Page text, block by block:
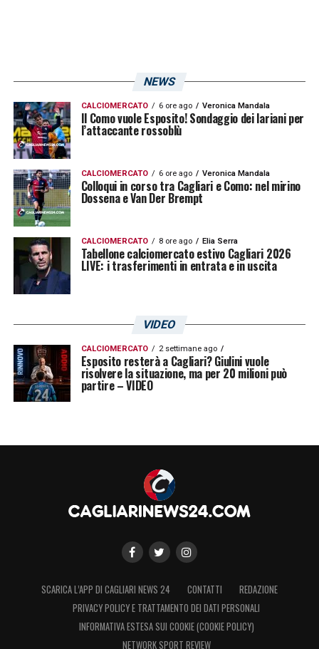
NEWS
CALCIOMERCATO 6 ore ago Veronica Mandala
Il Como vuole Esposito! Sondaggio dei lariani per
l’attaccante rossoblù
CALCIOMERCATO 6 ore ago Veronica Mandala
Colloqui in corso tra Cagliari e Como: nel mirino
Dossena e Van Der Brempt
CALCIOMERCATO 8 ore ago Elia Serra
Tabellone calciomercato estivo Cagliari 2026
LIVE: i trasferimenti in entrata e in uscita
VIDEO
CALCIOMERCATO 2 settimane ago
Esposito resterà a Cagliari? Giulini vuole
risolvere la situazione, ma per 20 milioni può
partire – VIDEO
SCARICA L’APP DI CAGLIARI NEWS 24 CONTATTI
REDAZIONE
PRIVACY POLICY E TRATTAMENTO DEI DATI PERSONALI
INFORMATIVA ESTESA SUI COOKIE (COOKIE POLICY)
NETWORK SPORT REVIEW